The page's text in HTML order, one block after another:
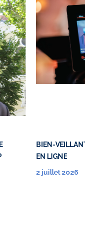
BIEN-
EN LIGNE
2 juillet 2026